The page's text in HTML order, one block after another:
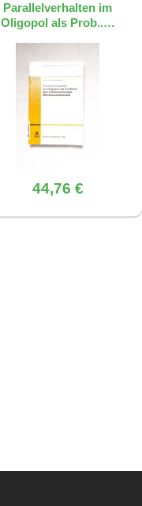
Parallelverhalten im
Oligopol als Prob..…
44,76 €